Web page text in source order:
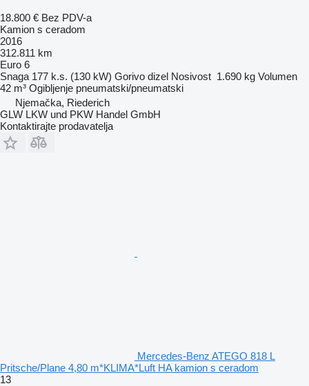
18.800 € Bez PDV-a
Kamion s ceradom
2016
312.811 km
Euro 6
Snaga 177 k.s. (130 kW) Gorivo dizel Nosivost 1.690 kg Volumen
42 m³ Ogibljenje pneumatski/pneumatski
Njemačka, Riederich
GLW LKW und PKW Handel GmbH
Kontaktirajte prodavatelja
Mercedes-Benz ATEGO 818 L
Pritsche/Plane 4,80 m*KLIMA*Luft HA kamion s ceradom
13